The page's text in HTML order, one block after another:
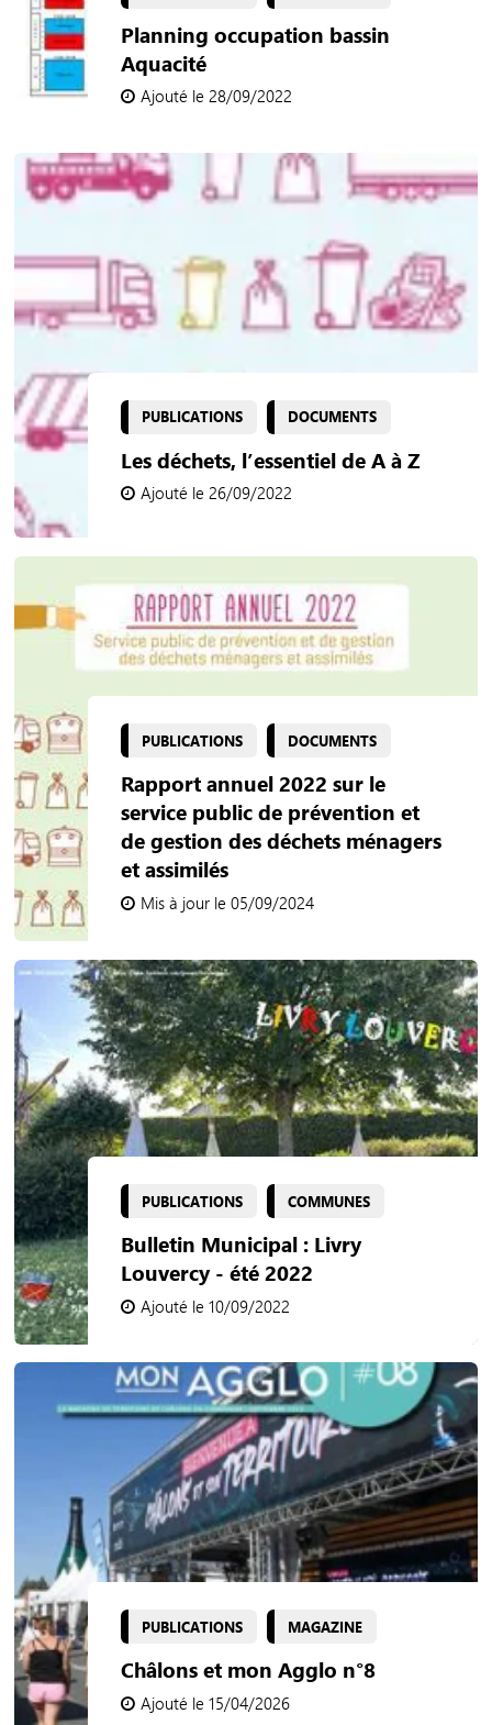
Planning occupation bassin
Aquacité
Ajouté le 28/09/2022
PUBLICATIONS DOCUMENTS
Les déchets, l’essentiel de A à Z
Ajouté le 26/09/2022
PUBLICATIONS DOCUMENTS
Rapport annuel 2022 sur le
service public de prévention et
de gestion des déchets ménagers
et assimilés
Mis à jour le 05/09/2024
PUBLICATIONS COMMUNES
Bulletin Municipal : Livry
Louvercy - été 2022
Ajouté le 10/09/2022
PUBLICATIONS MAGAZINE
Châlons et mon Agglo n°8
Ajouté le 15/04/2026